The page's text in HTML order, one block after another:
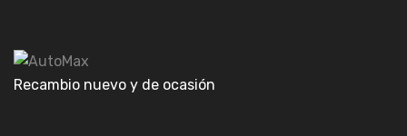
Recambio nuevo y de ocasión